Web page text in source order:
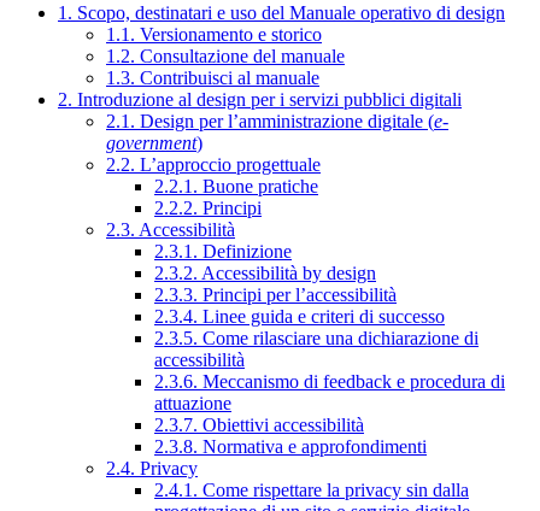
1. Scopo, destinatari e uso del Manuale operativo di design
1.1. Versionamento e storico
1.2. Consultazione del manuale
1.3. Contribuisci al manuale
2. Introduzione al design per i servizi pubblici digitali
2.1. Design per l’amministrazione digitale (e-
government)
2.2. L’approccio progettuale
2.2.1. Buone pratiche
2.2.2. Principi
2.3. Accessibilità
2.3.1. Definizione
2.3.2. Accessibilità by design
2.3.3. Principi per l’accessibilità
2.3.4. Linee guida e criteri di successo
2.3.5. Come rilasciare una dichiarazione di
accessibilità
2.3.6. Meccanismo di feedback e procedura di
attuazione
2.3.7. Obiettivi accessibilità
2.3.8. Normativa e approfondimenti
2.4. Privacy
2.4.1. Come rispettare la privacy sin dalla